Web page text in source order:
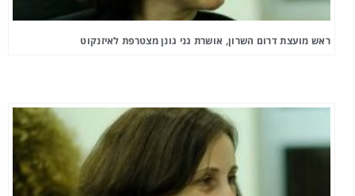
ראש מועצת דרום השרון, אושרת גני גונן מצטרפת לאיזנקוט